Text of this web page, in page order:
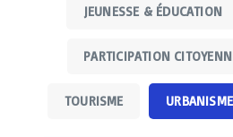
JEUNESSE & ÉDUCATION
PARTICIPATION
TOURISME